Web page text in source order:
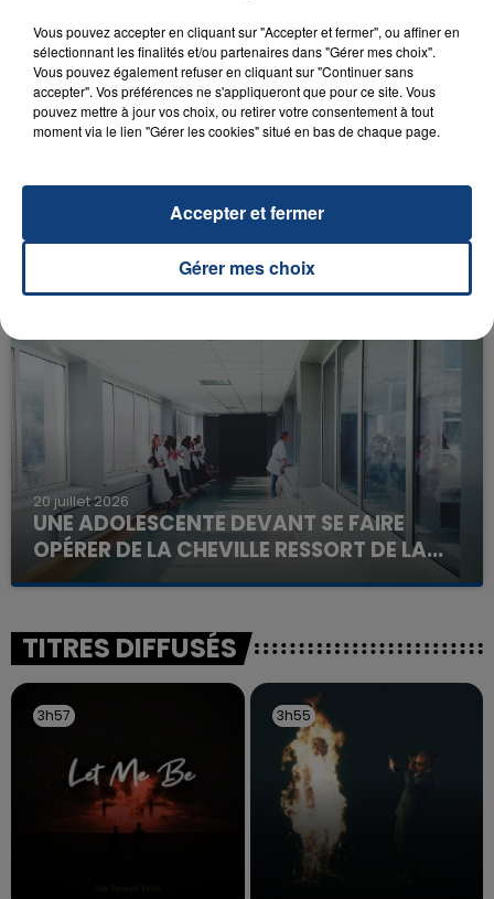
INCENDIE MORTEL À LENS : UNE FEMME ET
SON BÉBÉ ENTRE LA VIE ET LA...
Un homme s'est immolé par le feu après avoir
d'un liquide inflammable.
20 juillet 2026
UNE ADOLESCENTE DEVANT SE FAIRE
OPÉRER DE LA CHEVILLE RESSORT DE LA...
La famille a porté plainte contre la clinique qui a
excuses.
TITRES DIFFUSÉS
3h57
3h57 3h55
3h55
Vous pouvez accepter en cliquant sur "Accepter et fermer", ou affiner en
sélectionnant les finalités et/ou partenaires dans "Gérer mes choix".
Vous pouvez également refuser en cliquant sur "Continuer sans
accepter". Vos préférences ne s'appliqueront que pour ce site. Vous
pouvez mettre à jour vos choix, ou retirer votre consentement à tout
moment via le lien "Gérer les cookies" situé en bas de chaque page.
Gérer mes choix
Accepter et fermer